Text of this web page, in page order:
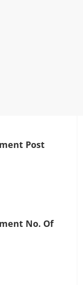
Post
No. Of